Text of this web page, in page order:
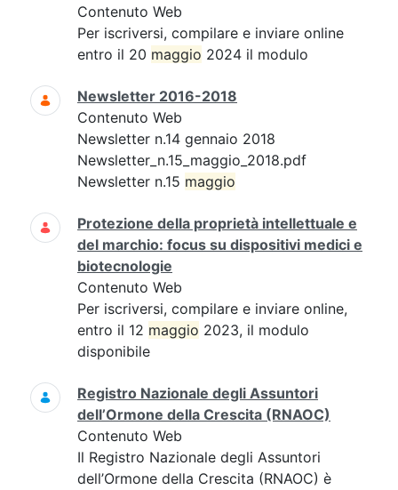
Contenuto Web
Per iscriversi, compilare e inviare online
entro il 20 maggio 2024 il modulo
Newsletter 2016-2018
Contenuto Web
Newsletter n.14 gennaio 2018
Newsletter_n.15_maggio_2018.pdf
Newsletter n.15 maggio
Protezione della proprietà intellettuale e
del marchio: focus su dispositivi medici e
biotecnologie
Contenuto Web
Per iscriversi, compilare e inviare online,
entro il 12 maggio 2023, il modulo
disponibile
Registro Nazionale degli Assuntori
dell’Ormone della Crescita (RNAOC)
Contenuto Web
Il Registro Nazionale degli Assuntori
dell’Ormone della Crescita (RNAOC) è